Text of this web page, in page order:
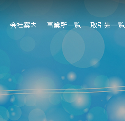
会社案内 事業所一覧 取引先一覧